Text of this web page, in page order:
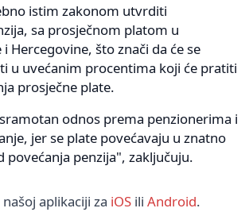
istim zakonom utvrditi
sa prosječnom platom u
i Hercegovine, što znači da će se
u uvećanim procentima koji će pratiti
prosječne plate.
odnos prema penzionerima i
jer se plate povećavaju u znatno
povećanja penzija", zaključuju.
aplikaciji za iOS ili Android.